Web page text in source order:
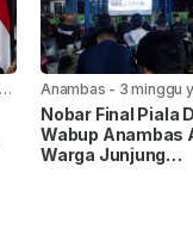
Anambas - 3 minggu
lalu
Nobar Final Piala
Wabup Anambas
Warga Junjung